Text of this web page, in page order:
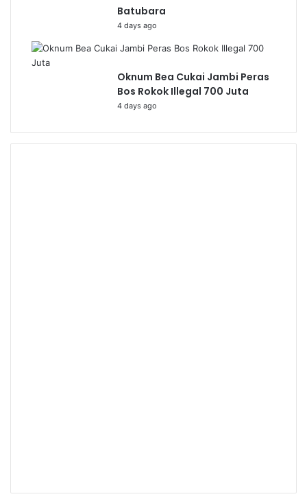
Batubara
4 days ago
Oknum Bea Cukai Jambi Peras
Bos Rokok Illegal 700 Juta
4 days ago